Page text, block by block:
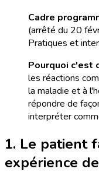
Cadre
(arrêté du 20
Pratiques et
Pourquoi c'est
les réactions
la maladie et à
répondre de
interpréter
1. Le patient
expérience